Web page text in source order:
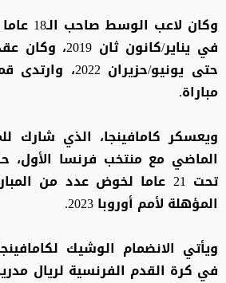
وكان
في يناير/كانون
مباراة.
ويعسكر كامافينجا، الذي شارك
الماضي مع منتخب فرنسا الأول،
تحت 21 عاما لخوض عدد من
المؤهلة لأمم أوروبا 2023.
ويأتي الانضمام الوشيك
في كرة القدم الفرنسية لريال